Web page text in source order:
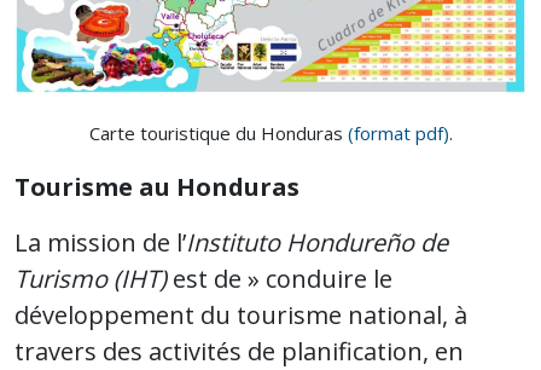
Carte touristique du Honduras (format pdf).
Tourisme au Honduras
La mission de l’Instituto Hondureño de
Turismo (IHT)est de » conduire le
développement du tourisme national, à
travers des activités de planification, en